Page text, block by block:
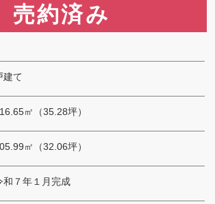
3,460万円
建て
㎡（35.28坪）
㎡（32.06坪）
和７年１月完成